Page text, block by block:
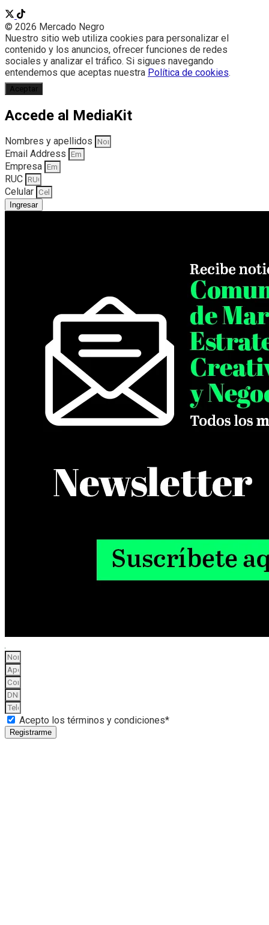
© 2026 Mercado Negro
Nuestro sitio web utiliza cookies para personalizar el
contenido y los anuncios, ofrecer funciones de redes
sociales y analizar el tráfico. Si sigues navegando
entendemos que aceptas nuestra Política de cookies.
Aceptar
Accede al MediaKit
Nombres y apellidos
Email Address
Empresa
RUC
Celular
Ingresar
Acepto los términos y condiciones*
Registrarme